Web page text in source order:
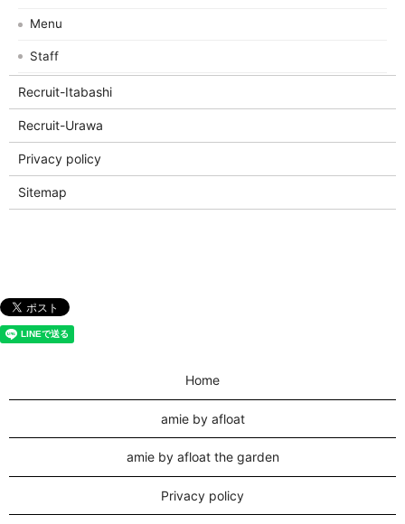
Menu
Staff
Recruit-Itabashi
Recruit-Urawa
Privacy policy
Sitemap
Home
amie by afloat
amie by afloat the garden
Privacy policy